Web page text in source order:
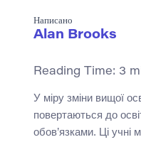
Написано
Alan Brooks
Reading Time: 3
У міру зміни вищої
повертаються до
обов’язками. Ці учні